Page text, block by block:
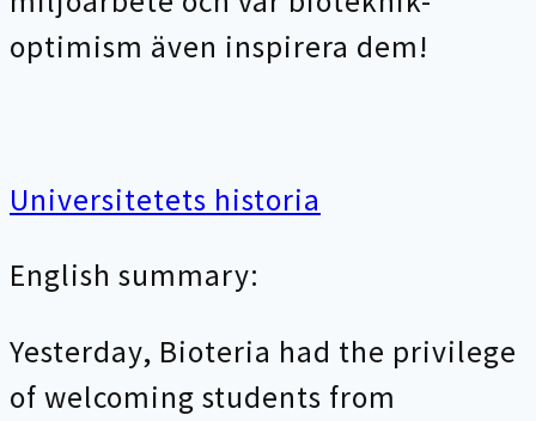
optimism även inspirera dem!
Universitetets historia
English summary:
Yesterday, Bioteria had the privilege
of welcoming students from